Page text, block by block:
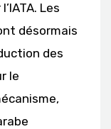
Les
désormais
des
le